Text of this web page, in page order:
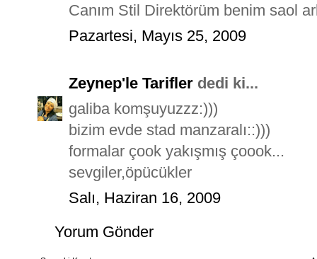
Canım Stil Direktörüm benim saol
Pazartesi, Mayıs 25, 2009
Zeynep'le Tarifler dedi ki...
galiba komşuyuzzz:)))
bizim evde stad manzaralı::)))
formalar çook yakışmış çoook...
sevgiler,öpücükler
Salı, Haziran 16, 2009
Yorum Gönder